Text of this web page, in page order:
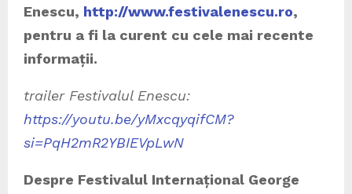
Enescu, http://www.festivalenescu.ro,
pentru a fi la curent cu cele mai recente
informații.
trailer Festivalul Enescu:
https://youtu.be/yMxcqyqifCM?
si=PqH2mR2YBIEVpLwN
Despre Festivalul Internațional George